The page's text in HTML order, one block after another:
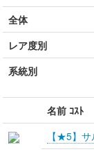
全体
レア度別
系統別
名前 ｺｽﾄ
【★5】